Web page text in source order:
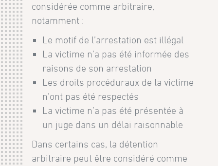
considérée comme arbitraire,
notamment :
Le motif de l’arrestation est illégal
La victime n’a pas été informée des
raisons de son arrestation
Les droits procéduraux de la victime
n’ont pas été respectés
La victime n’a pas été présentée à
un juge dans un délai raisonnable
Dans certains cas, la détention
arbitraire peut être considéré comme